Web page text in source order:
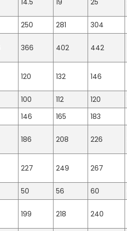
250 281 304
366 402 442
120 132 146
100 112 120
146 165 183
186 208 226
227 249 267
50 56 60
199 218 240